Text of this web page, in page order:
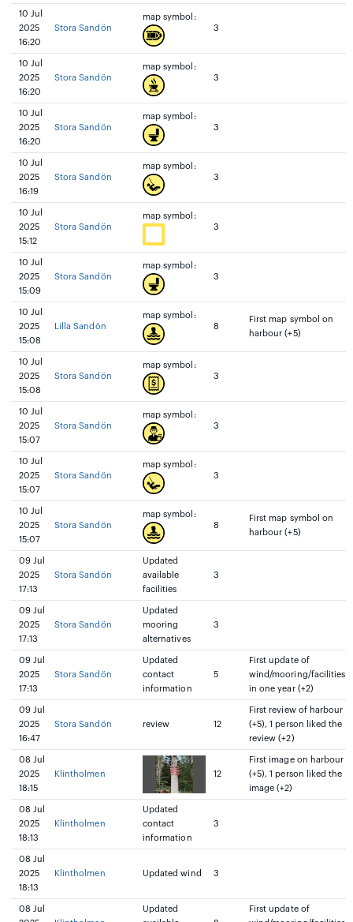
10 Jul
2025
16:20
Stora Sandön
map symbol:
3
10 Jul
2025
16:20
Stora Sandön
map symbol:
3
10 Jul
2025
16:20
Stora Sandön
map symbol:
3
10 Jul
2025
16:19
Stora Sandön
map symbol:
3
10 Jul
2025
15:12
Stora Sandön
map symbol:
3
10 Jul
2025
15:09
Stora Sandön
map symbol:
3
10 Jul
2025
15:08
Lilla Sandön
map symbol:
8
First map symbol on
harbour (+5)
10 Jul
2025
15:08
Stora Sandön
map symbol:
3
10 Jul
2025
15:07
Stora Sandön
map symbol:
3
10 Jul
2025
15:07
Stora Sandön
map symbol:
3
10 Jul
2025
15:07
Stora Sandön
map symbol:
8
First map symbol on
harbour (+5)
09 Jul
2025
17:13
Stora Sandön
Updated
available
facilities
3
09 Jul
2025
17:13
Stora Sandön
Updated
mooring
alternatives
3
09 Jul
2025
17:13
Stora Sandön
Updated
contact
information
5
First update of
wind/mooring/facilities
in one year (+2)
09 Jul
2025
16:47
Stora Sandön review 12
First review of harbour
(+5), 1 person liked the
review (+2)
08 Jul
2025
18:15
Klintholmen 12
First image on harbour
(+5), 1 person liked the
image (+2)
08 Jul
2025
18:13
Klintholmen
Updated
contact
information
3
08 Jul
2025
18:13
Klintholmen Updated wind 3
08 Jul
Updated
First update of